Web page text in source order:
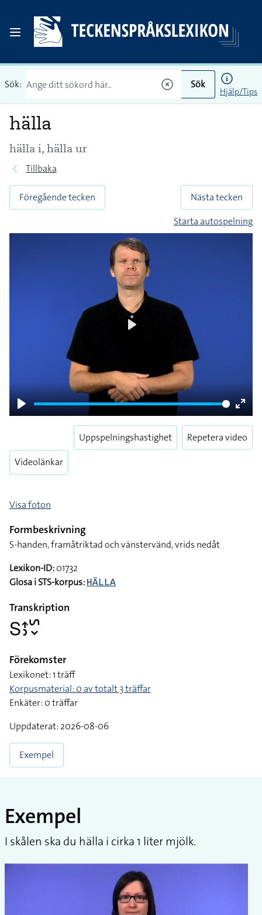
Sök: Sök
Hjälp/Tips
hälla
hälla i, hälla ur
Tillbaka
Föregående tecken
Nästa tecken
Starta autospelning
Play
Enter
Videolänkar
Uppspelningshastighet Repetera video
Visa foton
Formbeskrivning
S-handen, framåtriktad och vänstervänd, vrids nedåt
Lexikon-ID:01732
Glosa i STS-korpus: HÄLLA
Transkription
􌥅􌤴􌤶􌥲􌦀
Förekomster
Lexikonet: 1 träff
Korpusmaterial: 0 av totalt 3 träffar
Enkäter: 0 träffar
Uppdaterat: 2026-08-06
Exempel
Exempel
I skålen ska du hälla i cirka 1 liter mjölk.